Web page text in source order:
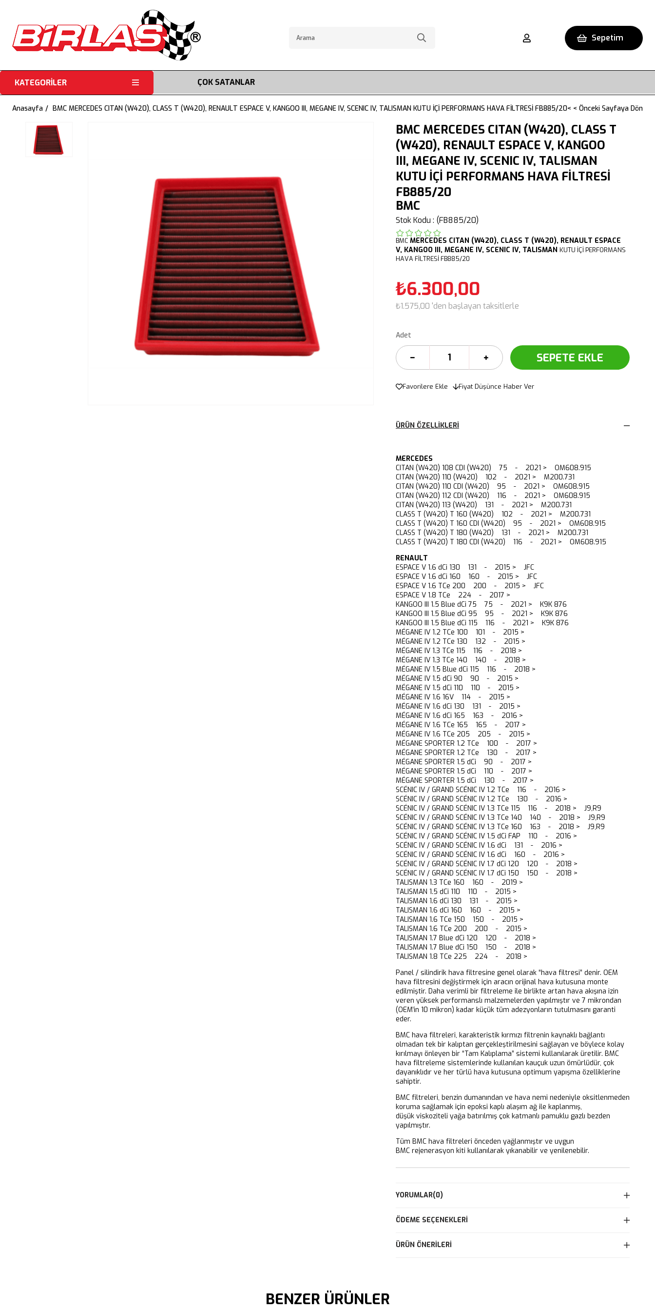
Sepetim
KATEGORİLER ÇOK SATANLAR
Anasayfa BMC MERCEDES CITAN (W420), CLASS T (W420), RENAULT ESPACE V, KANGOO III, MEGANE IV, SCENIC IV, TALISMAN KUTU İÇİ PERFORMANS HAVA FİLTRESİ FB885/20< < Önceki Sayfaya Dön
BMC MERCEDES CITAN (W420), CLASS T
(W420), RENAULT ESPACE V, KANGOO
III, MEGANE IV, SCENIC IV, TALISMAN
KUTU İÇİ PERFORMANS HAVA FİLTRESİ
FB885/20
BMC
Stok Kodu (FB885/20)
BMC MERCEDES CITAN (W420), CLASS T (W420), RENAULT ESPACE
V, KANGOO III, MEGANE IV, SCENIC IV, TALISMAN KUTU İÇİ PERFORMANS
HAVA FİLTRESİ FB885/20
₺6.300,00
₺1.575,00 'den başlayan taksitlerle
Adet
Favorilere Ekle Fiyat Düşünce Haber Ver
ÜRÜN ÖZELLIKLERI
MERCEDES
CITAN (W420) 108 CDI (W420) 75 - 2021 > OM608.915
CITAN (W420) 110 (W420) 102 - 2021 > M200.731
CITAN (W420) 110 CDI (W420) 95 - 2021 > OM608.915
CITAN (W420) 112 CDI (W420) 116 - 2021 > OM608.915
CITAN (W420) 113 (W420) 131 - 2021 > M200.731
CLASS T (W420) T 160 (W420) 102 - 2021 > M200.731
CLASS T (W420) T 160 CDI (W420) 95 - 2021 > OM608.915
CLASS T (W420) T 180 (W420) 131 - 2021 > M200.731
CLASS T (W420) T 180 CDI (W420) 116 - 2021 > OM608.915
RENAULT
ESPACE V 1.6 dCi 130 131 - 2015 > JFC
ESPACE V 1.6 dCi 160 160 - 2015 > JFC
ESPACE V 1.6 TCe 200 200 - 2015 > JFC
ESPACE V 1.8 TCe 224 - 2017 >
KANGOO III 1.5 Blue dCi 75 75 - 2021 > K9K 876
KANGOO III 1.5 Blue dCi 95 95 - 2021 > K9K 876
KANGOO III 1.5 Blue dCi 115 116 - 2021 > K9K 876
MÉGANE IV 1.2 TCe 100 101 - 2015 >
MÉGANE IV 1.2 TCe 130 132 - 2015 >
MÉGANE IV 1.3 TCe 115 116 - 2018 >
MÉGANE IV 1.3 TCe 140 140 - 2018 >
MÉGANE IV 1.5 Blue dCi 115 116 - 2018 >
MÉGANE IV 1.5 dCi 90 90 - 2015 >
MÉGANE IV 1.5 dCi 110 110 - 2015 >
MÉGANE IV 1.6 16V 114 - 2015 >
MÉGANE IV 1.6 dCi 130 131 - 2015 >
MÉGANE IV 1.6 dCi 165 163 - 2016 >
MÉGANE IV 1.6 TCe 165 165 - 2017 >
MÉGANE IV 1.6 TCe 205 205 - 2015 >
MÉGANE SPORTER 1.2 TCe 100 - 2017 >
MÉGANE SPORTER 1.2 TCe 130 - 2017 >
MÉGANE SPORTER 1.5 dCi 90 - 2017 >
MÉGANE SPORTER 1.5 dCi 110 - 2017 >
MÉGANE SPORTER 1.5 dCi 130 - 2017 >
SCÉNIC IV / GRAND SCÉNIC IV 1.2 TCe 116 - 2016 >
SCÉNIC IV / GRAND SCÉNIC IV 1.2 TCe 130 - 2016 >
SCÉNIC IV / GRAND SCÉNIC IV 1.3 TCe 115 116 - 2018 > J9,R9
SCÉNIC IV / GRAND SCÉNIC IV 1.3 TCe 140 140 - 2018 > J9,R9
SCÉNIC IV / GRAND SCÉNIC IV 1.3 TCe 160 163 - 2018 > J9,R9
SCÉNIC IV / GRAND SCÉNIC IV 1.5 dCi FAP 110 - 2016 >
SCÉNIC IV / GRAND SCÉNIC IV 1.6 dCi 131 - 2016 >
SCÉNIC IV / GRAND SCÉNIC IV 1.6 dCi 160 - 2016 >
SCÉNIC IV / GRAND SCÉNIC IV 1.7 dCi 120 120 - 2018 >
SCÉNIC IV / GRAND SCÉNIC IV 1.7 dCi 150 150 - 2018 >
TALISMAN 1.3 TCe 160 160 - 2019 >
TALISMAN 1.5 dCi 110 110 - 2015 >
TALISMAN 1.6 dCi 130 131 - 2015 >
TALISMAN 1.6 dCi 160 160 - 2015 >
TALISMAN 1.6 TCe 150 150 - 2015 >
TALISMAN 1.6 TCe 200 200 - 2015 >
TALISMAN 1.7 Blue dCi 120 120 - 2018 >
TALISMAN 1.7 Blue dCi 150 150 - 2018 >
TALISMAN 1.8 TCe 225 224 - 2018 >
Panel / silindirik hava filtresine genel olarak “hava filtresi” denir. OEM
hava filtresini değiştirmek için aracın orijinal hava kutusuna monte
edilmiştir. Daha verimli bir filtreleme ile birlikte artan hava akışına izin
veren yüksek performanslı malzemelerden yapılmıştır ve 7 mikrondan
(OEM’in 10 mikron) kadar küçük tüm adezyonların tutulmasını garanti
eder.
BMC hava filtreleri, karakteristik kırmızı filtrenin kaynaklı bağlantı
olmadan tek bir kalıptan gerçekleştirilmesini sağlayan ve böylece kolay
kırılmayı önleyen bir “Tam Kalıplama” sistemi kullanılarak üretilir. BMC
hava filtreleme sistemlerinde kullanılan kauçuk uzun ömürlüdür, çok
dayanıklıdır ve her türlü hava kutusuna optimum yapışma özelliklerine
sahiptir.
BMC filtreleri, benzin dumanından ve hava nemi nedeniyle oksitlenmeden
koruma sağlamak için epoksi kaplı alaşım ağ ile kaplanmış,
düşük viskoziteli yağa batırılmış çok katmanlı pamuklu gazlı bezden
yapılmıştır.
Tüm BMC hava filtreleri önceden yağlanmıştır ve uygun
BMC rejenerasyon kiti kullanılarak yıkanabilir ve yenilenebilir.
YORUMLAR(0)
ÖDEME SEÇENEKLERI
ÜRÜN ÖNERILERI
BENZER ÜRÜNLER